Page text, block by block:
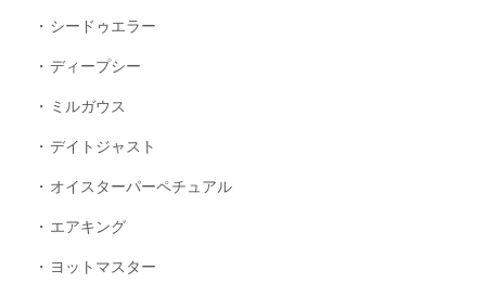
シードゥエラー
ディープシー
ミルガウス
デイトジャスト
オイスターパーペチュアル
エアキング
ヨットマスター